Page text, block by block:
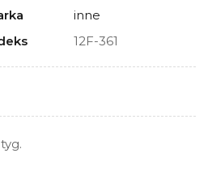
inne
12F-361